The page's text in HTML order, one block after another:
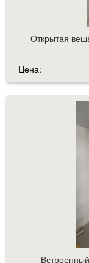
Открытая
Цена: